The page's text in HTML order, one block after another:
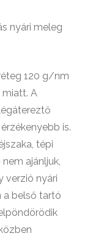
nyári meleg
120 g/nm
A
is.
tépi
ajánljuk,
verzió nyári
a belső tartó